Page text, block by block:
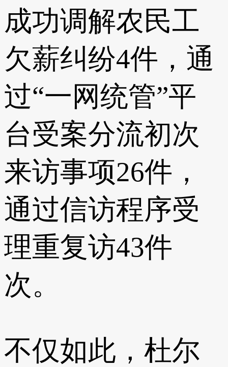
成功调解农民工
欠薪纠纷4件，通
过“一网统管”平
台受案分流初次
来访事项26件，
通过信访程序受
理重复访43件
次。
不仅如此，杜尔